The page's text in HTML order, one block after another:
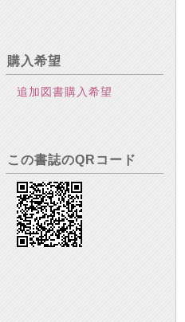
購入希望
追加図書購入希望
この書誌のQRコード